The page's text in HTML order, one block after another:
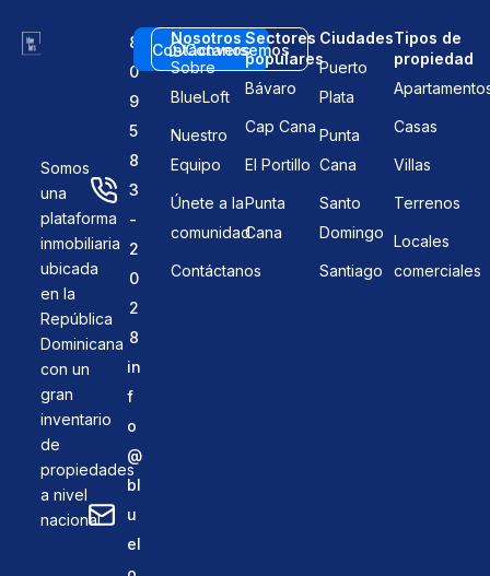
Somos
una
plataforma
inmobiliaria
ubicada
en la
República
Dominicana
con un
gran
inventario
de
propiedades
a nivel
nacional.
8
0
9
5
8
3
-
2
0
2
8
in
f
o
@
bl
u
el
Contáctanos
Conversemos
Nosotros
Sobre
BlueLoft
Nuestro
Equipo
Únete a la
comunidad
Contáctanos
Sectores
populares
Bávaro
Cap Cana
El Portillo
Punta
Cana
Ciudades
Puerto
Plata
Punta
Cana
Santo
Domingo
Santiago
Tipos de
propiedad
Casas
Villas
Terrenos
Locales
comerciales